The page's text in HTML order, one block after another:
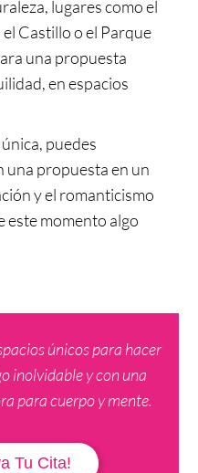
lugares como el
Castillo o el Parque
una propuesta
en espacios
puedes
una propuesta en un
y el romanticismo
este momento algo
únicos para hacer
inolvidable y con una
para cuerpo y mente.
Tu Cita!